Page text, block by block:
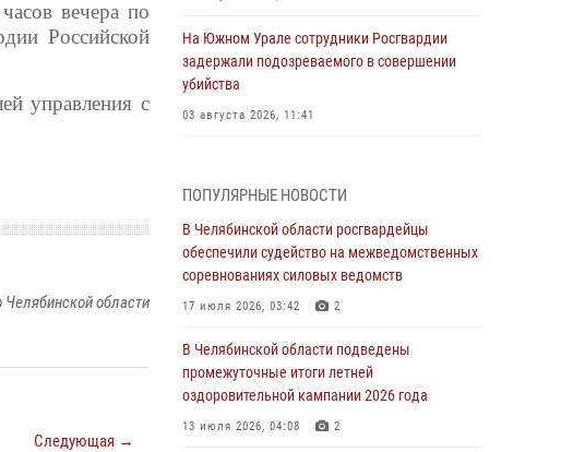
вечера по
Российской
управления с
области
Следующая →
На Южном Урале сотрудники Росгвардии
задержали подозреваемого в совершении
убийства
03 августа 2026, 11:41
грабеже
03 августа 2026, 11:25
Росгвардейцы обеспечили безопасность
празднования Дня ВДВ на Южном Урале
Авиация Росгвардии совершила более 250
санитарных вылетов в Донецкой Народной
Республике
ПОПУЛЯРНЫЕ НОВОСТИ
В Челябинской области росгвардейцы
обеспечили судейство на межведомственных
соревнованиях силовых ведомств
17 июля 2026, 03:42 2
В Челябинской области подведены
промежуточные итоги летней
оздоровительной кампании 2026 года
13 июля 2026, 04:08 2